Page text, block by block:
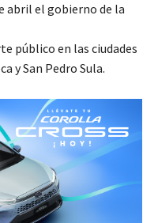
abril el gobierno de la
público en las ciudades
y San Pedro Sula.